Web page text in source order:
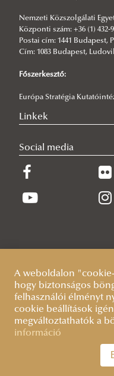
Q1-es publikáció
2026/02/25
MÁTHÉ RÉKA ZSUZSÁNNA
Új vezető az EUSTRAT
2025/12/08
Globális MI-verseny,
Nemzeti Közszolgálati
Központi szám: +36 (1) 432-
Postai cím: 1441 Budapest,
Cím: 1083 Budapest,
Főszerkesztő:
Európa Stratégia
Linkek
Social media
A weboldalon
hogy biztonságos
felhasználói élményt
cookie beállítások
megváltoztathatók a
információ